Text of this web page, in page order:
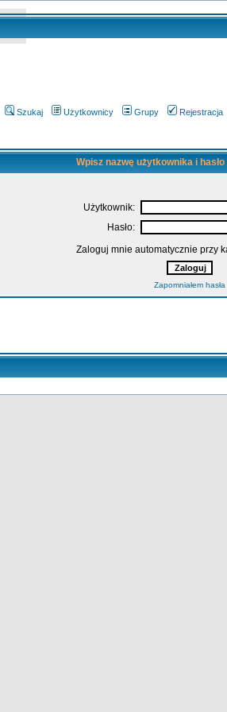
Szukaj Użytkownicy Grupy Rejestracja
Wpisz nazwę użytkownika i
Użytkownik:
Hasło:
Zaloguj mnie automatycznie przy
Zapomniałem hasła